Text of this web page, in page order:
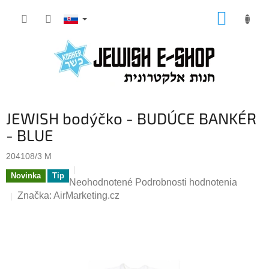
JEWISH bodýčko - BUDÚCE BANKÉR
- BLUE
204108/3 M
Novinka Tip
Priemerné
hodnotenie
Neohodnotené Podrobnosti hodnotenia
Značka: AirMarketing.cz